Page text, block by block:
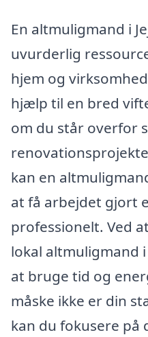
En altmuligmand i
uvurderlig
hjem og
hjælp til en bred
om du står overfor
kan en
at få arbejdet gjort
professionelt. Ved
lokal altmuligmand
at bruge tid og
måske ikke er din
kan du fokusere på